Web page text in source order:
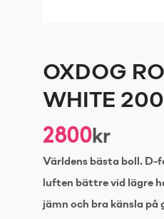
OXDOG
WHITE
2800kr
Världens bästa boll. D-
luften bättre vid lägre
jämn och bra känsla på